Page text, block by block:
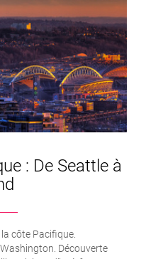
: De Seattle à
côte Pacifique.
Washington. Découverte